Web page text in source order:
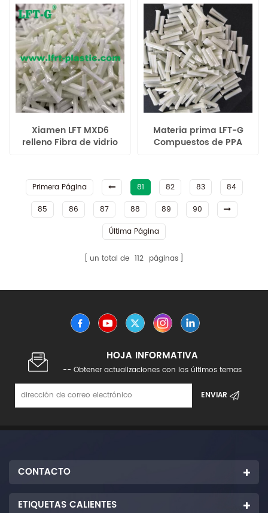
tenacidad para
automóviles
poliláctico color original
Xiamen LFT MXD6
relleno Fibra de vidrio
inyección
Materia prima LFT-G
Compuestos de PPA
rendimiento en lugar de
metal
Primera Página 81 82 83
84
85
86 87 88 89
90
Última Página
un total de 112 páginas
HOJA INFORMATIVA
-- Obtener actualizaciones con los últimos temas
CONTACTO
ETIQUETAS CALIENTES